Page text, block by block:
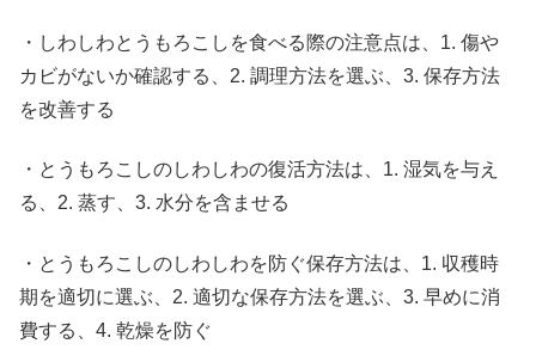
・しわしわとうもろこしを食べる際の注意点は、1. 傷や
カビがないか確認する、2. 調理方法を選ぶ、3. 保存方法
を改善する
・とうもろこしのしわしわの復活方法は、1. 湿気を与え
る、2. 蒸す、3. 水分を含ませる
・とうもろこしのしわしわを防ぐ保存方法は、1. 収穫時
期を適切に選ぶ、2. 適切な保存方法を選ぶ、3. 早めに消
費する、4. 乾燥を防ぐ